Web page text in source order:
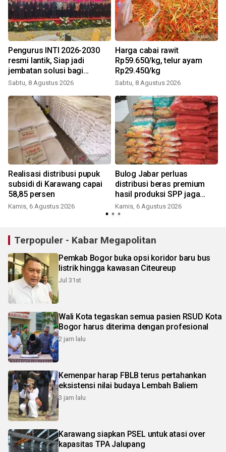
Pengurus INTI 2026-2030
resmi lantik, Siap jadi
jembatan solusi bagi
persoalan bangsa
Sabtu, 8 Agustus 2026
Harga cabai rawit
Rp59.650/kg, telur ayam
Rp29.450/kg
Sabtu, 8 Agustus 2026
Realisasi distribusi pupuk
subsidi di Karawang capai
58,85 persen
Kamis, 6 Agustus 2026
Bulog Jabar perluas
distribusi beras premium
hasil produksi SPP jaga
harga sesuai HET
Kamis, 6 Agustus 2026
Terpopuler - Kabar Megapolitan
Pemkab Bogor buka opsi koridor baru bus
listrik hingga kawasan Citeureup
Jul 31st
Wali Kota tegaskan semua pasien RSUD Kota
Bogor harus diterima dengan profesional
2 jam lalu
Kemenpar harap FBLB terus pertahankan
eksistensi nilai budaya Lembah Baliem
3 jam lalu
Karawang siapkan PSEL untuk atasi over
kapasitas TPA Jalupang